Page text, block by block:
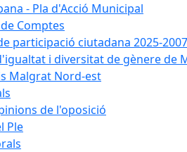
- Pla d'Acció Municipal
Comptes
participació ciutadana 2025-2007
i diversitat de gènere de
Malgrat Nord-est
de l'oposició
Ple